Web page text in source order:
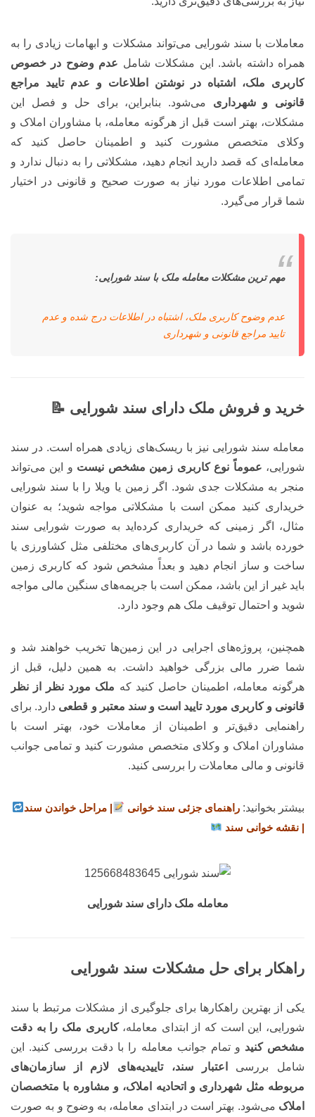
معاملات با سند شورایی می‌تواند مشکلات و ابهامات زیادی را به
همراه داشته باشد. این مشکلات شامل عدم وضوح در خصوص
کاربری ملک، اشتباه در نوشتن اطلاعات و عدم تایید مراجع
قانونی و شهرداری می‌شود. بنابراین، برای حل و فصل این
مشکلات، بهتر است قبل از هرگونه معامله، با مشاوران املاک و
وکلای متخصص مشورت کنید و اطمینان حاصل کنید که
معامله‌ای که قصد دارید انجام دهید، مشکلاتی را به دنبال ندارد و
تمامی اطلاعات مورد نیاز به صورت صحیح و قانونی در اختیار
شما قرار می‌گیرد.
مهم ترین مشکلات معامله ملک با سند شورایی:
عدم وضوح کاربری ملک، اشتباه در اطلاعات درج شده و عدم
تایید مراجع قانونی و شهرداری
خرید و فروش ملک دارای سند شورایی 📝
معامله سند شورایی نیز با ریسک‌های زیادی همراه است. در سند
شورایی، عموماً نوع کاربری زمین مشخص نیست و این می‌تواند
منجر به مشکلات جدی شود. اگر زمین یا ویلا را با سند شورایی
خریداری کنید ممکن است با مشکلاتی مواجه شوید؛ به عنوان
مثال، اگر زمینی که خریداری کرده‌اید به صورت شورایی سند
خورده باشد و شما در آن کاربری‌های مختلفی مثل کشاورزی یا
ساخت و ساز انجام دهید و بعداً مشخص شود که کاربری زمین
باید غیر از این باشد، ممکن است با جریمه‌های سنگین مالی مواجه
شوید و احتمال توقیف ملک هم وجود دارد.
همچنین، پروژه‌های اجرایی در این زمین‌ها تخریب خواهند شد و
شما ضرر مالی بزرگی خواهید داشت. به همین دلیل، قبل از
هرگونه معامله، اطمینان حاصل کنید که ملک مورد نظر از نظر
قانونی و کاربری مورد تایید است و سند معتبر و قطعی دارد. برای
راهنمایی دقیق‌تر و اطمینان از معاملات خود، بهتر است با
مشاوران املاک و وکلای متخصص مشورت کنید و تمامی جوانب
قانونی و مالی معاملات را بررسی کنید.
بیشتر بخوانید: راهنمای جزئی سند خوانی
| مراحل خواندن سند
| نقشه خوانی سند
معامله ملک دارای سند شورایی
راهکار برای حل مشکلات سند شورایی
یکی از بهترین راهکارها برای جلوگیری از مشکلات مرتبط با سند
شورایی، این است که از ابتدای معامله،کاربری ملک را به دقت
مشخص کنید و تمام جوانب معامله را با دقت بررسی کنید. این
شامل بررسی
اعتبار سند، تاییدیه‌های لازم از سازمان‌های
مربوطه مثل شهرداری و اتحادیه املاک، و مشاوره با متخصصان
املاک می‌شود. بهتر است در ابتدای معامله، به وضوح و به صورت